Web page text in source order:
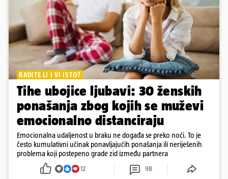
RADITE LI I VI ISTO?
Tihe ubojice ljubavi: 30 ženskih
ponašanja zbog kojih se muževi
emocionalno distanciraju
Emocionalna udaljenost u braku ne događa se preko noći. To je
često kumulativni učinak ponavljajućih ponašanja ili neriješenih
problema koji postepeno grade zid između partnera
12 98